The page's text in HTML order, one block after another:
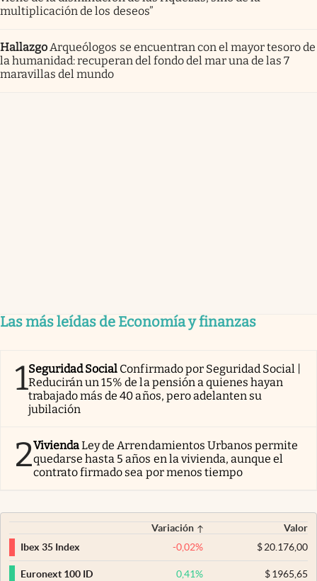
multiplicación de los deseos”
Hallazgo Arqueólogos se encuentran con el mayor tesoro de
la humanidad: recuperan del fondo del mar una de las 7
maravillas del mundo
Las más leídas de Economía y finanzas
1Seguridad Social Confirmado por Seguridad Social |
Reducirán un 15% de la pensión a quienes hayan
trabajado más de 40 años, pero adelanten su
jubilación
2ViviendaLey de Arrendamientos Urbanos permite
quedarse hasta 5 años en la vivienda, aunque el
contrato firmado sea por menos tiempo
Variación
Valor
Ibex 35 Index
-0,02% $20.176,00
Euronext 100 ID 0,41% $1965,65